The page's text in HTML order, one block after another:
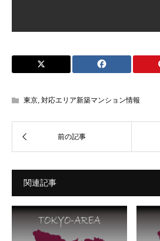
東京 対応エリア新築マンション情報
関連記事